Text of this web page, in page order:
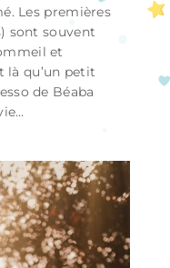
Les premières
sont souvent
et
là qu’un petit
de Béaba